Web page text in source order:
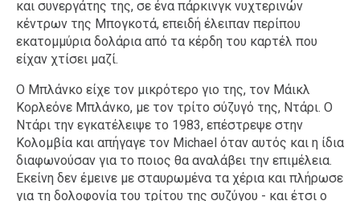
και συνεργάτης της, σε ένα πάρκινγκ νυχτερινών
κέντρων της Μπογκοτά, επειδή έλειπαν περίπου
εκατομμύρια δολάρια από τα κέρδη του καρτέλ που
είχαν χτίσει μαζί.
Ο Μπλάνκο είχε τον μικρότερο γιο της, τον Μάικλ
Κορλεόνε Μπλάνκο, με τον τρίτο σύζυγό της, Ντάρι. Ο
Ντάρι την εγκατέλειψε το 1983, επέστρεψε στην
Κολομβία και απήγαγε τον Michael όταν αυτός και η ίδια
διαφωνούσαν για το ποιος θα αναλάβει την επιμέλεια.
Εκείνη δεν έμεινε με σταυρωμένα τα χέρια και πλήρωσε
για τη δολοφονία του τρίτου της συζύγου - και έτσι ο